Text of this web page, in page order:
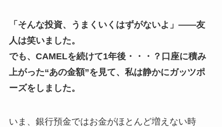
「そんな投資、うまくいくはずがないよ」――友
人は笑いました。
でも、CAMELを続けて1年後・・・？口座に積み
上がった“あの金額”を見て、私は静かにガッツポ
ーズをしました。
いま、銀行預金ではお金がほとんど増えない時